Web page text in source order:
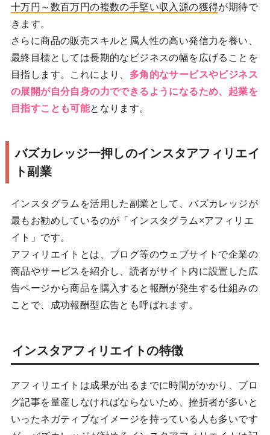
十万円～数百万円の複数の手堅い収入源の獲得が期待で
きます。
さらに商品の販売スキルと属人性の高い発信力を養い、
最終目標としては長期的なビジネスの幅を広げることを
目指します。これにより、 多角的なサービスやビジネス
の展開が自分自身の力でできるようになるため、起業を
目指すことも可能となります。
バズカレッジ一押しのインスタアフィリエイ
ト副業
インスタグラムを活用した副業として、バズカレッジが
最もお勧めしているのが「インスタグラム×アフィリエ
イト」です。
アフィリエイトとは、ブログ等のウェブサイトで企業の
商品やサービスを紹介し、読者がサイト内に設置した広
告ページから商品を購入すると報酬が発生する仕組みの
ことで、成功報酬型広告とも呼ばれます。
インスタアフィリエイトの特徴
アフィリエイトは成果が出るまでに時間がかかり、ブロ
グ記事を量産しなければならないため、挫折者が多いと
いったネガティブなイメージを持っている人も多いです